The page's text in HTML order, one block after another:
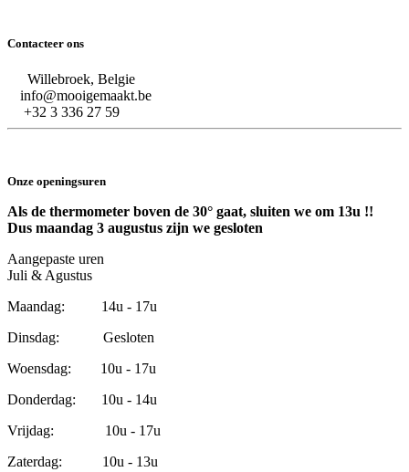
Contacteer ons
Willebroek, Belgie
info@mooigemaakt.be
+32 3 336 27 59
Onze openingsuren
Als de thermometer boven de 30° gaat, sluiten we om 13u !!
Dus maandag 3 augustus zijn we gesloten
Aangepaste uren
Juli & Agustus
Maandag: 14u - 17u
Dinsdag: Gesloten
Woensdag: 10u - 17u
Donderdag: 10u - 14u
Vrijdag: 10u - 17u
Zaterdag: 10u - 13u